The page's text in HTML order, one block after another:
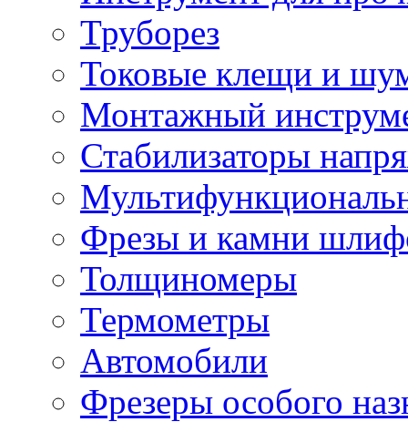
Труборез
Токовые клещи и
Монтажный
Стабилизаторы
Фрезы и камни
Толщиномеры
Термометры
Автомобили
Фрезеры особого